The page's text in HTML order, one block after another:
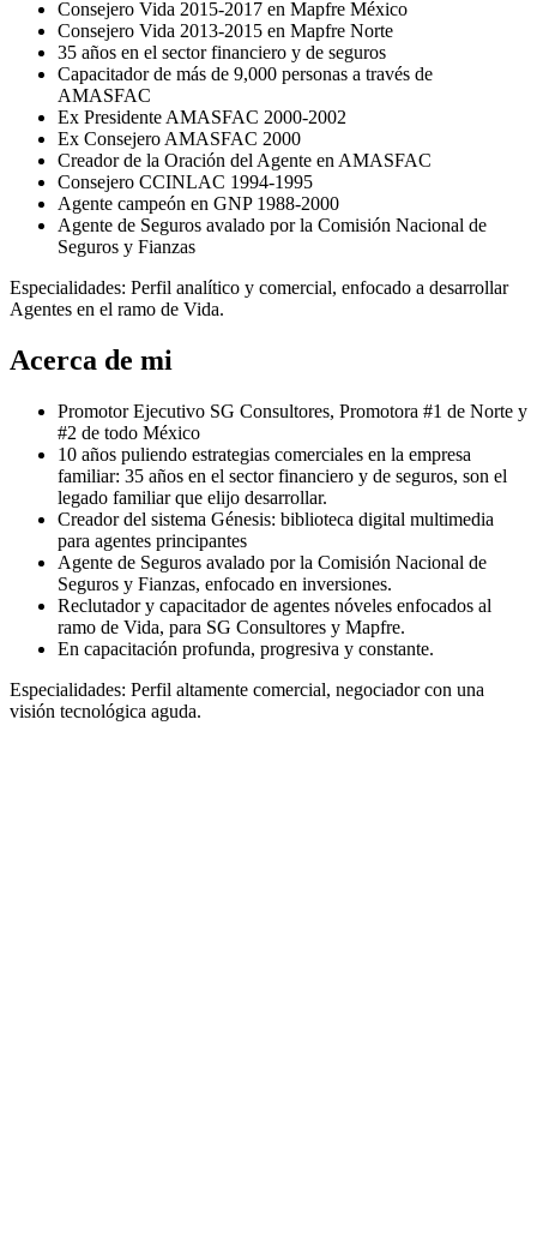
⁠Consejero Vida 2015-2017 en Mapfre México
Consejero Vida 2013-2015 en Mapfre Norte
35 años en el sector financiero y de seguros
Capacitador de más de 9,000 personas a través de
AMASFAC
Ex Presidente AMASFAC 2000-2002
⁠Ex Consejero AMASFAC 2000
Creador de la Oración del Agente en AMASFAC
Consejero CCINLAC 1994-1995
Agente campeón en GNP 1988-2000
Agente de Seguros avalado por la Comisión Nacional de
Seguros y Fianzas
Especialidades: Perfil analítico y comercial, enfocado a desarrollar
Agentes en el ramo de Vida.
Acerca de mi
Promotor Ejecutivo SG Consultores, Promotora #1 de Norte y
#2 de todo México
10 años puliendo estrategias comerciales en la empresa
familiar: 35 años en el sector financiero y de seguros, son el
legado familiar que elijo desarrollar.
Creador del sistema Génesis: biblioteca digital multimedia
para agentes principantes
Agente de Seguros avalado por la Comisión Nacional de
Seguros y Fianzas, enfocado en inversiones.
⁠Reclutador y capacitador de agentes nóveles enfocados al
ramo de Vida, para SG Consultores y Mapfre.
En capacitación profunda, progresiva y constante.
Especialidades: Perfil altamente comercial, negociador con una
visión tecnológica aguda.